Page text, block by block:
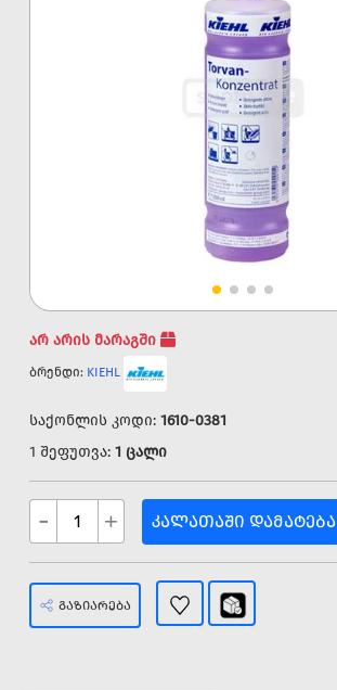
არ არის მარაგში
ბრენდი: KIEHL
საქონლის კოდი: 1610-0381
1 შეფუთვა: 1 ცალი
- + ᲙᲐᲚᲐᲗᲐᲨᲘ ᲓᲐᲛᲐᲢᲔᲑᲐ
ᲒᲐᲖᲘᲐᲠᲔᲑᲐ